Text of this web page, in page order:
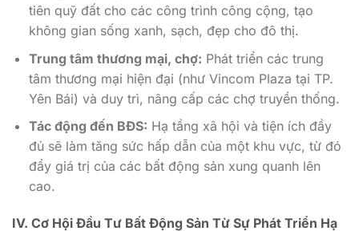
tiên quỹ đất cho các công trình công cộng, tạo
không gian sống xanh, sạch, đẹp cho đô thị.
Trung tâm thương mại, chợ: Phát triển các trung
tâm thương mại hiện đại (như Vincom Plaza tại TP.
Yên Bái) và duy trì, nâng cấp các chợ truyền thống.
Tác động đến BĐS: Hạ tầng xã hội và tiện ích đầy
đủ sẽ làm tăng sức hấp dẫn của một khu vực, từ đó
đẩy giá trị của các bất động sản xung quanh lên
cao.
IV. Cơ Hội Đầu Tư Bất Động Sản Từ Sự Phát Triển Hạ